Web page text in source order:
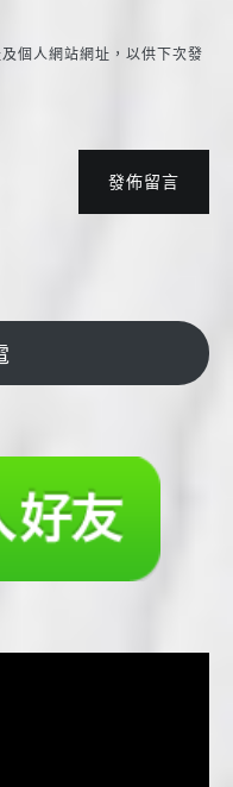
個人網站網址，以供下次發
發佈留言